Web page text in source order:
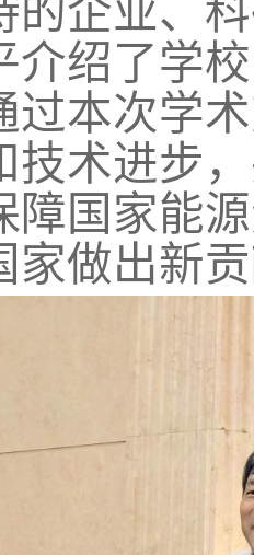
的企业、
介绍了学
过本次学
技术进步
障国家能
家做出新